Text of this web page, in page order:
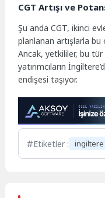
CGT Artışı ve
Şu anda CGT, ikinci
planlanan artışlarla bu
Ancak, yetkililer, bu tür
yatırımcıların
endişesi taşıyor.
Etiketler : ingiltere